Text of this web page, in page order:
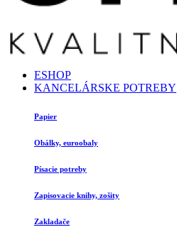
ESHOP
KANCELÁRSKE POTREBY
Papier
Obálky, euroobaly
Písacie potreby
Zapisovacie knihy, zošity
Zakladače